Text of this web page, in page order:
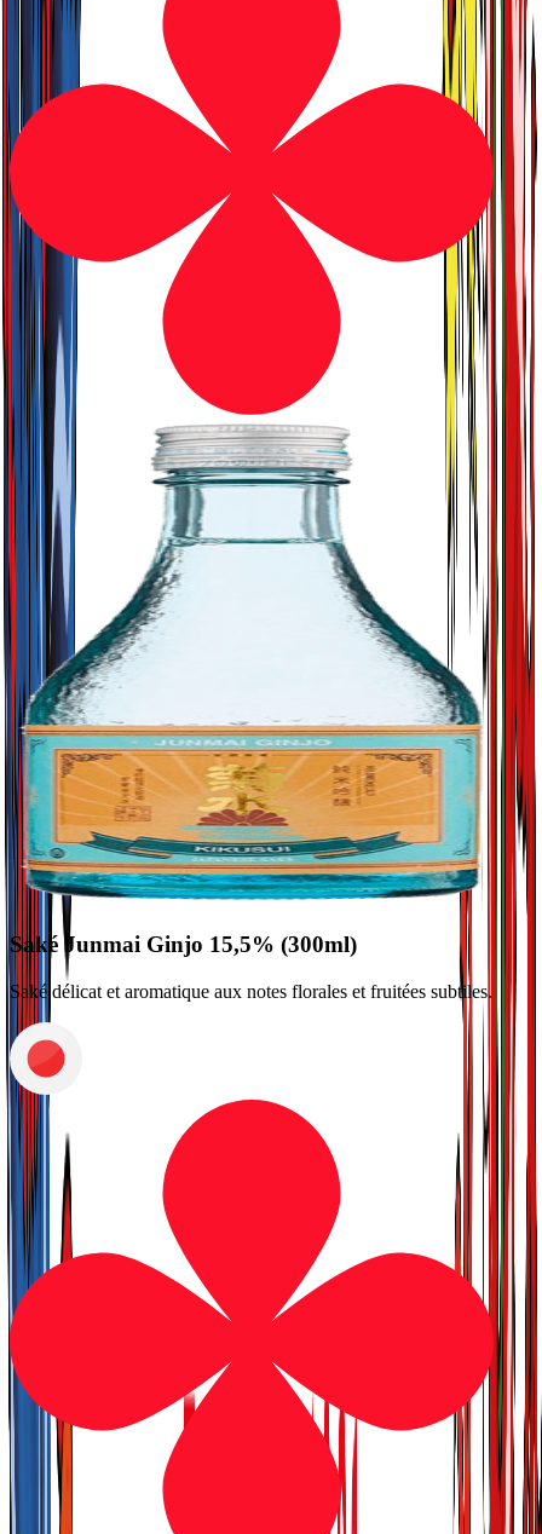
Saké Junmai Ginjo 15,5% (300ml)
Saké délicat et aromatique aux notes florales et fruitées subtiles.